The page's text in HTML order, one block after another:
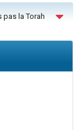
pas la Torah